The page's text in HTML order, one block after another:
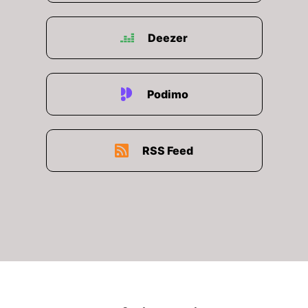
00:03:08: Herzlich willkommen bei Motorekon
00:03:11: Ja, freu mich sehr.
00:03:14: Lassen Sie uns am Anfang vielleicht
mal ganz weit zurückgucken.
00:03:17: Können Sie sich noch erinnern wenn
sie zum ersten Mal im Leben so ganz bewusst
ein Auto erlebt haben?
im Motorsport unterwegs.
Deezer
Podimo
RSS Feed